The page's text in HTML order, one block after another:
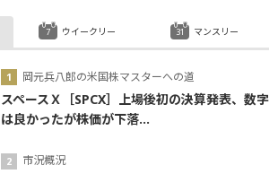
岡元兵八郎の米国株マスターへの道
スペースＸ［SPCX］上場後初の決算発表、数字
は良かったが株価が下落...
市況概況
ウイークリー マンスリー